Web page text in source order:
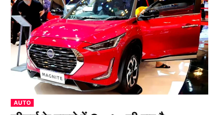
POSTED
IN
AUTO